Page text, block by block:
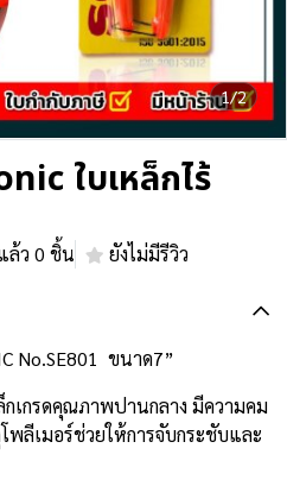
1/2
ใบเหล็กไร้
ล้ว 0 ชิ้น
ยังไม่มีรีวิว
No.SE801 ขนาด7”
กเกรดคุณภาพปานกลาง มีความคม
พลีเมอร์ช่วยให้การจับกระชับและ